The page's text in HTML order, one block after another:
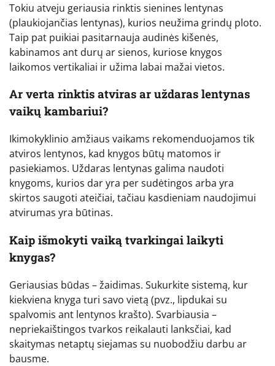
Tokiu atveju geriausia rinktis sienines lentynas
(plaukiojančias lentynas), kurios neužima grindų ploto.
Taip pat puikiai pasitarnauja audinės kišenės,
kabinamos ant durų ar sienos, kuriose knygos
laikomos vertikaliai ir užima labai mažai vietos.
Ar verta rinktis atviras ar uždaras lentynas
vaikų kambariui?
Ikimokyklinio amžiaus vaikams rekomenduojamos tik
atviros lentynos, kad knygos būtų matomos ir
pasiekiamos. Uždaras lentynas galima naudoti
knygoms, kurios dar yra per sudėtingos arba yra
skirtos saugoti ateičiai, tačiau kasdieniam naudojimui
atvirumas yra būtinas.
Kaip išmokyti vaiką tvarkingai laikyti
knygas?
Geriausias būdas – žaidimas. Sukurkite sistemą, kur
kiekviena knyga turi savo vietą (pvz., lipdukai su
spalvomis ant lentynos krašto). Svarbiausia –
nepriekaištingos tvarkos reikalauti lanksčiai, kad
skaitymas netaptų siejamas su nuobodžiu darbu ar
bausme.